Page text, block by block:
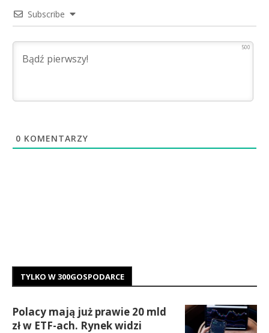
Subscribe
500
0 KOMENTARZY
TYLKO W 300GOSPODARCE
Polacy mają już prawie 20 mld
zł w ETF-ach. Rynek widzi